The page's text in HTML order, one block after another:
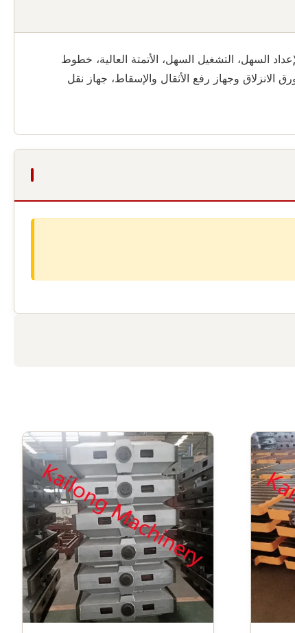
السهل، التشغيل السهل، الأتمتة العالية، خطوط
وجهاز رفع الأثقال والإسقاط، جهاز نقل